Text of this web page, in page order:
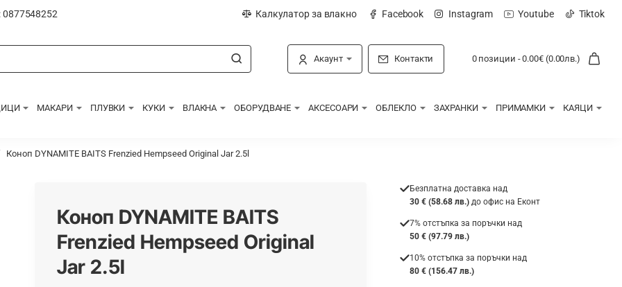
Калкулатор за влакно Facebook Instagram Youtube Tiktok
Акаунт Контакти 0 позиции - 0.00€ (0.00лв.)
МАКАРИ ПЛУВКИ КУКИ ВЛАКНА ОБОРУДВАНЕ АКСЕСОАРИ ОБЛЕКЛО ЗАХРАНКИ ПРИМАМКИ КАЯЦИ
Коноп DYNAMITE BAITS Frenzied Hempseed Original Jar 2.5l
Коноп DYNAMITE BAITS
Frenzied Hempseed Original
Jar 2.5l
Безплатна доставка над
30 € (58.68 лв.) до офис на Еконт
7% отстъпка за поръчки над
50 € (97.79 лв.)
10% отстъпка за поръчки над
80 € (156.47 лв.)